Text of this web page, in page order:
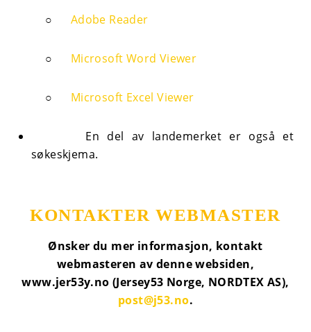
○ Adobe Reader
○ Microsoft Word Viewer
○ Microsoft Excel Viewer
En del av landemerket er også et
søkeskjema.
KONTAKTER WEBMASTER
Ønsker du mer informasjon, kontakt
webmasteren av denne websiden,
www.jer53y.no (Jersey53 Norge, NORDTEX AS),
post@j53.no.